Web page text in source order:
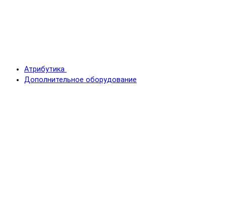
Атрибутика
Дополнительное оборудование